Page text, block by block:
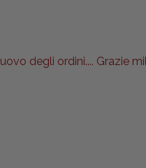
degli ordini.... Grazie